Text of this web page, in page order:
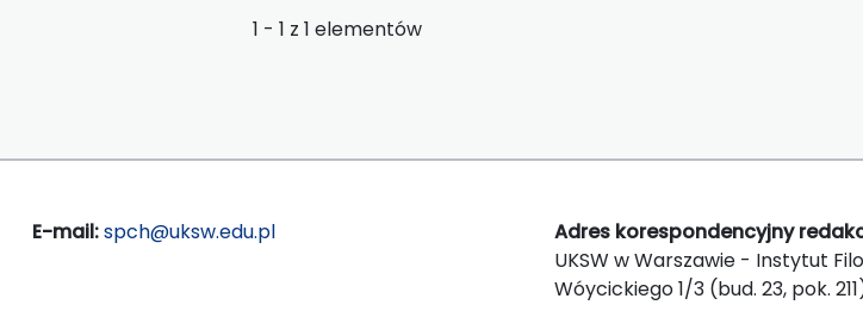
1 - 1 z 1 elementów
E-mail:spch@uksw.edu.pl
Adres korespondencyjny
UKSW w Warszawie - Instytut
Wóycickiego 1/3 (bud. 23, pok.